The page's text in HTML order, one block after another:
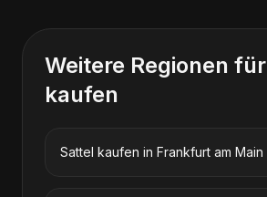
Weitere Regionen für
kaufen
Sattel kaufen in Frankfurt am Main